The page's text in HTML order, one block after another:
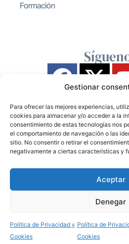
Gestionar
Para ofrecer las mejores experiencias,
cookies para almacenar y/o acceder a la
consentimiento de estas tecnologías nos
el comportamiento de navegación o las
sitio. No consentir o retirar el
negativamente a ciertas características y
Aceptar
Denegar
Política de Privacidad y
Cookies
Política de
Cookies
Formación